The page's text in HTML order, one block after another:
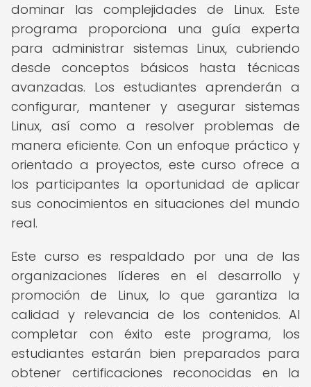
dominar las complejidades de Linux. Este
programa proporciona una guía experta
para administrar sistemas Linux, cubriendo
desde conceptos básicos hasta técnicas
avanzadas. Los estudiantes aprenderán a
configurar, mantener y asegurar sistemas
Linux, así como a resolver problemas de
manera eficiente. Con un enfoque práctico y
orientado a proyectos, este curso ofrece a
los participantes la oportunidad de aplicar
sus conocimientos en situaciones del mundo
real.
Este curso es respaldado por una de las
organizaciones líderes en el desarrollo y
promoción de Linux, lo que garantiza la
calidad y relevancia de los contenidos. Al
completar con éxito este programa, los
estudiantes estarán bien preparados para
obtener certificaciones reconocidas en la